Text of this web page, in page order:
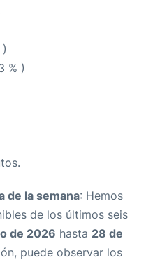
% )
de la semana: Hemos
de los últimos seis
de 2026 hasta 28 de
puede observar los